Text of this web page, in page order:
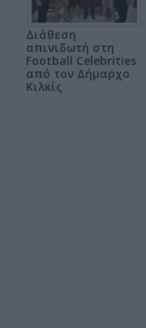
Διάθεση
απινιδωτή στη
Football Celebrities
από τον Δήμαρχο
Κιλκίς